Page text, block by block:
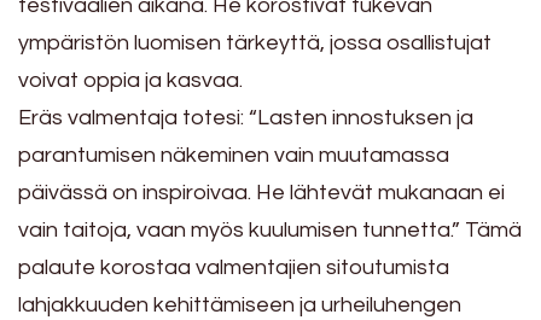
festivaalien aikana. He korostivat tukevan
ympäristön luomisen tärkeyttä, jossa osallistujat
voivat oppia ja kasvaa.
Eräs valmentaja totesi: “Lasten innostuksen ja
parantumisen näkeminen vain muutamassa
päivässä on inspiroivaa. He lähtevät mukanaan ei
vain taitoja, vaan myös kuulumisen tunnetta.” Tämä
palaute korostaa valmentajien sitoutumista
lahjakkuuden kehittämiseen ja urheiluhengen